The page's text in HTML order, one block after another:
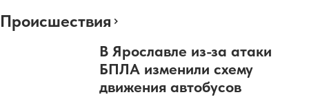
Происшествия
В Ярославле из-за атаки
БПЛА изменили схему
движения автобусов